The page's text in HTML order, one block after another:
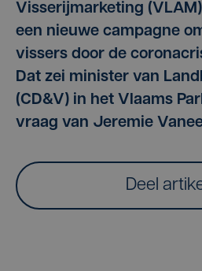
Visserijmarketing
een nieuwe campagne
vissers door de
Dat zei minister van
(CD&V) in het Vlaams
vraag van Jeremie
Deel